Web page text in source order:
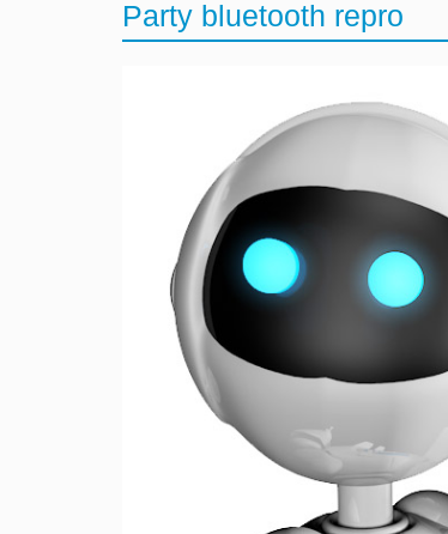
Party bluetooth repro